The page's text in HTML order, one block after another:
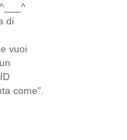
di
vuoi
come".